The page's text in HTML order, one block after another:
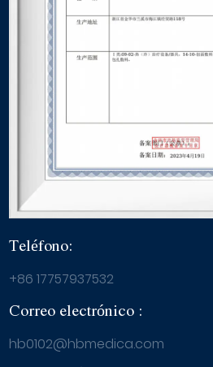
Teléfono:
+86 17757937532
Correo electrónico :
hb0102@hbmedica.com